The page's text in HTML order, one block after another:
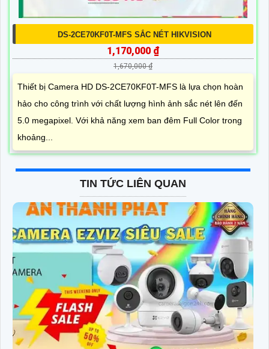
DS-2CE70KF0T-MFS SẮC NÉT HIKVISION
1,170,000 ₫
1,670,000 ₫
Thiết bị Camera HD DS-2CE70KF0T-MFS là lựa chọn hoàn
hảo cho công trình với chất lượng hình ảnh sắc nét lên đến
5.0 megapixel. Với khả năng xem ban đêm Full Color trong
khoảng...
TIN TỨC LIÊN QUAN